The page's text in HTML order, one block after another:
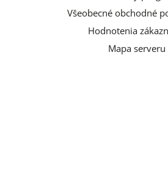
Všeobecné obchodné
Hodnotenia
Mapa serveru